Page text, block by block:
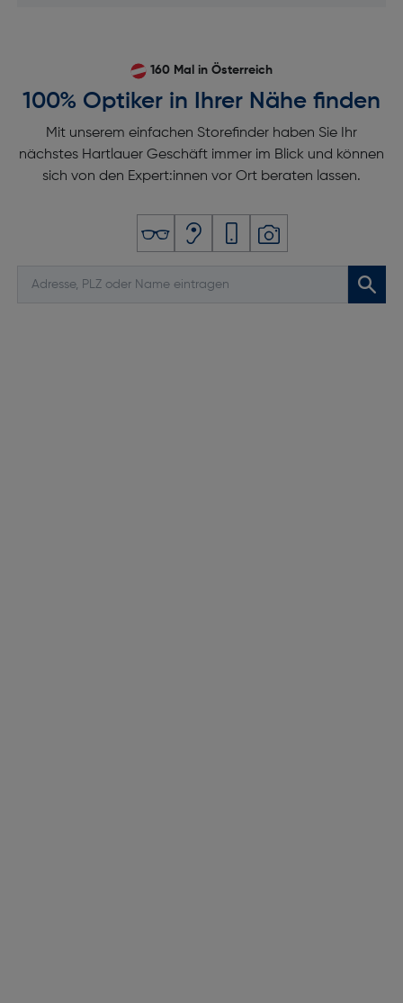
160 Mal in Österreich
100% Optiker in Ihrer Nähe finden
Mit unserem einfachen Storefinder haben Sie Ihr
nächstes Hartlauer Geschäft immer im Blick und können
sich von den Expert:innen vor Ort beraten lassen.